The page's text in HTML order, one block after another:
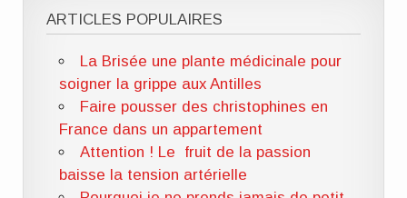
ARTICLES POPULAIRES
La Brisée une plante médicinale pour
soigner la grippe aux Antilles
Faire pousser des christophines en
France dans un appartement
Attention ! Le fruit de la passion
baisse la tension artérielle